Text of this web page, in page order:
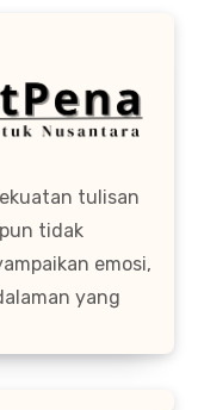
tulisan
tidak
emosi,
yang